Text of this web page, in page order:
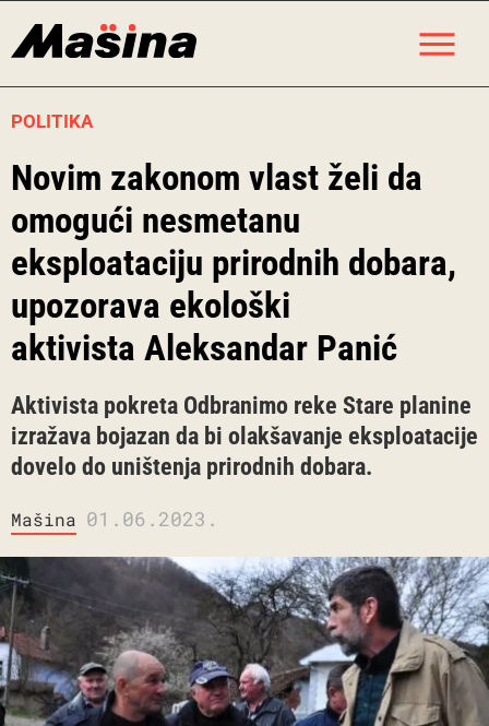
POLITIKA
Novim zakonom vlast želi da
omogući nesmetanu
eksploataciju prirodnih dobara,
upozorava ekološki
aktivista Aleksandar Panić
Aktivista pokreta Odbranimo reke Stare planine
izražava bojazan da bi olakšavanje eksploatacije
dovelo do uništenja prirodnih dobara.
Mašina 01.06.2023.